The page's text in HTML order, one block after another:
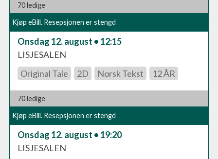
70 ledige
Kjøp eBill. Resepsjonen er stengd
Onsdag 12. august • 12:15
LISJESALEN
Original Tale
2D Norsk Tekst 12 ÅR
70 ledige
Kjøp eBill. Resepsjonen er stengd
Onsdag 12. august • 19:20
LISJESALEN